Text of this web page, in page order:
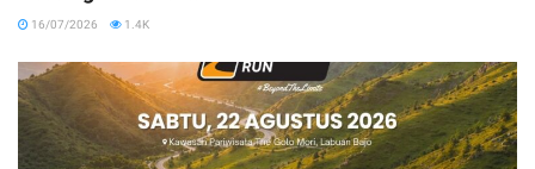
16/07/2026 1.4K